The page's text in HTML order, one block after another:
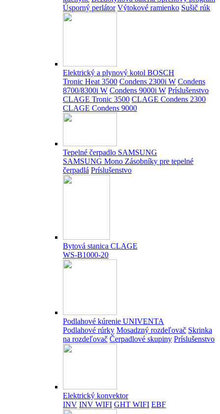
Úsporný perlátor Výtokové ramienko Sušič rúk
Elektrický a plynový kotol BOSCH
Tronic Heat 3500 Condens 2300i W Condens
8700/8300i W Condens 9000i W Príslušenstvo
CLAGE Tronic 3500 CLAGE Condens 2300
CLAGE Condens 9000
Tepelné čerpadlo SAMSUNG
SAMSUNG Mono Zásobníky pre tepelné
čerpadlá Príslušenstvo
Bytová stanica CLAGE
WS-B1000-20
Podlahové kúrenie UNIVENTA
Podlahové rúrky Mosadzný rozdeľovač Skrinka
na rozdeľovač Čerpadlové skupiny Príslušenstvo
Elektrický konvektor
INV INV WIFI GHT WIFI EBF